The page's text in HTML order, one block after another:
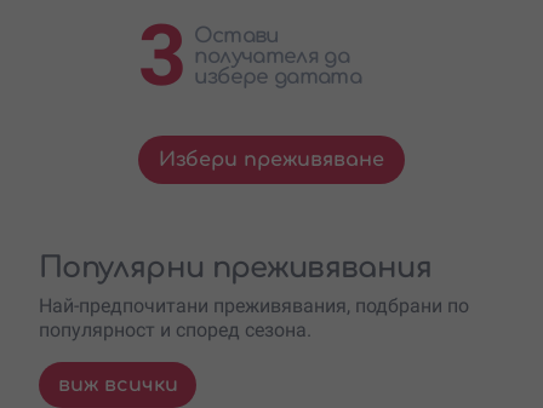
3 Остави
получателя да
избере датата
Избери преживяване
Популярни преживявания
Най-предпочитани преживявания, подбрани по
популярност и според сезона.
виж всички